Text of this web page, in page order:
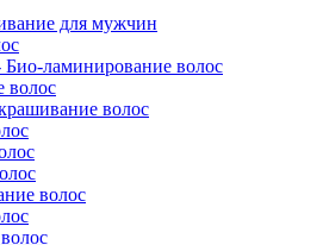
для мужчин
Био-ламинирование волос
волос
волос
волос